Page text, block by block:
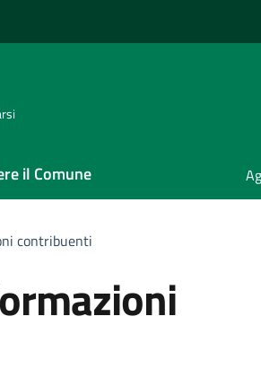
il Comune
contribuenti